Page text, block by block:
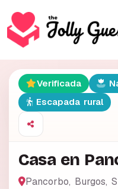
Verificada
Escapada rural
Casa en
Pancorbo, Burgos,